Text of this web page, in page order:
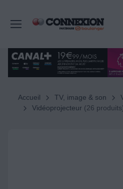
Accueil TV, image & son
Vidéoprojecteur (26